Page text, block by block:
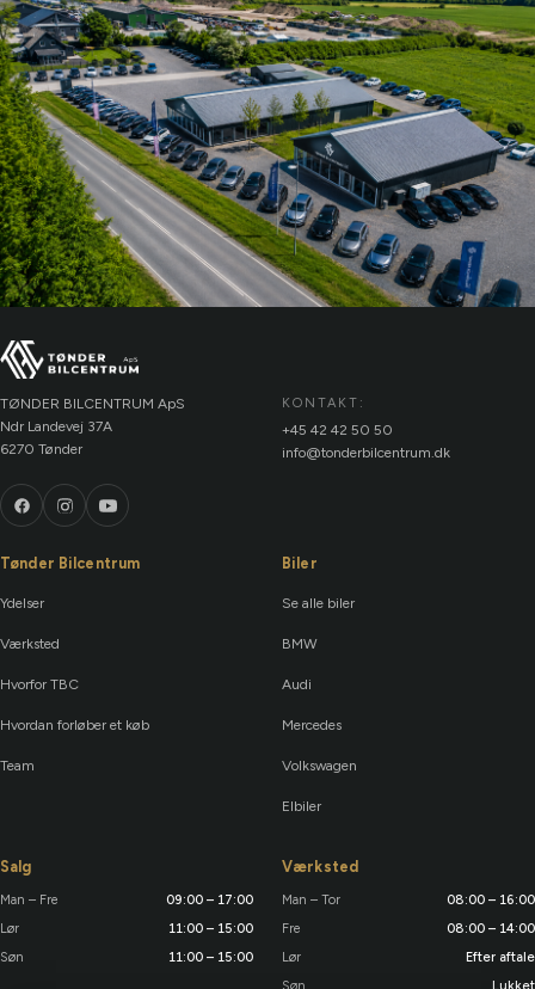
TØNDER BILCENTRUM ApS
Ndr Landevej 37A
6270 Tønder
KONTAKT:
+45 42 42 50 50
info@tonderbilcentrum.dk
Tønder Bilcentrum
Ydelser
Værksted
Hvorfor TBC
Hvordan forløber et køb
Team
Biler
Se alle biler
BMW
Audi
Mercedes
Volkswagen
Elbiler
Salg
Man – Fre
09:00 – 17:00
Lør
11:00 – 15:00
Søn
11:00 – 15:00
Værksted
Man – Tor
08:00 – 16:00
Fre
08:00 – 14:00
Lør
Efter aftale